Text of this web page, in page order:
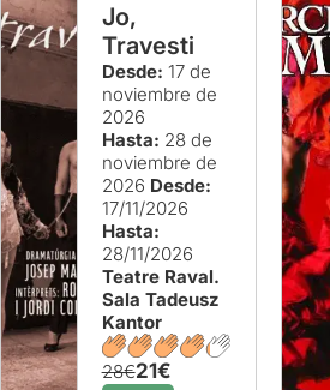
Jo,
Travesti
Desde: 17 de
noviembre de
2026
Hasta: 28 de
noviembre de
2026 Desde:
17/11/2026
Hasta:
28/11/2026
Teatre Raval.
Sala Tadeusz
Kantor
28€21€